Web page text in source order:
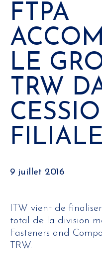
FTPA
LE
TRW
FILIALE
9 juillet 2016
ITW vient de
total de la division
Fasteners and
TRW.